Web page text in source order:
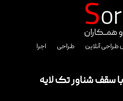
آنلاین طراحی اجرا
سقف شناور تک لایه